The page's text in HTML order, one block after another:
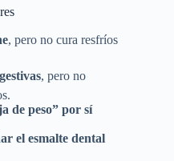
, pero no cura resfríos
, pero no
de peso” por sí
el esmalte dental